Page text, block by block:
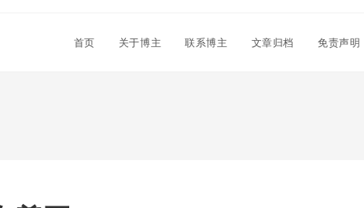
首页 关于博主 联系博主 文章归档 免责声明